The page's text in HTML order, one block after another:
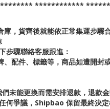
************
，貨齊後就能依正常集運步驟合
步驟聯絡客服跟進：
配件、標籤等，商品如遭開封
未能更換而需安排退款，退款
何爭議，Shipbao 保留最終決